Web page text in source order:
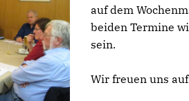
auf dem
beiden Termine
sein.
Wir freuen uns